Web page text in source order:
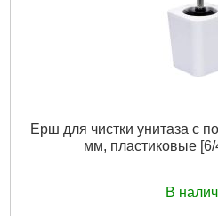
Ерш для чистки унитаза с
мм, пластиковые
В